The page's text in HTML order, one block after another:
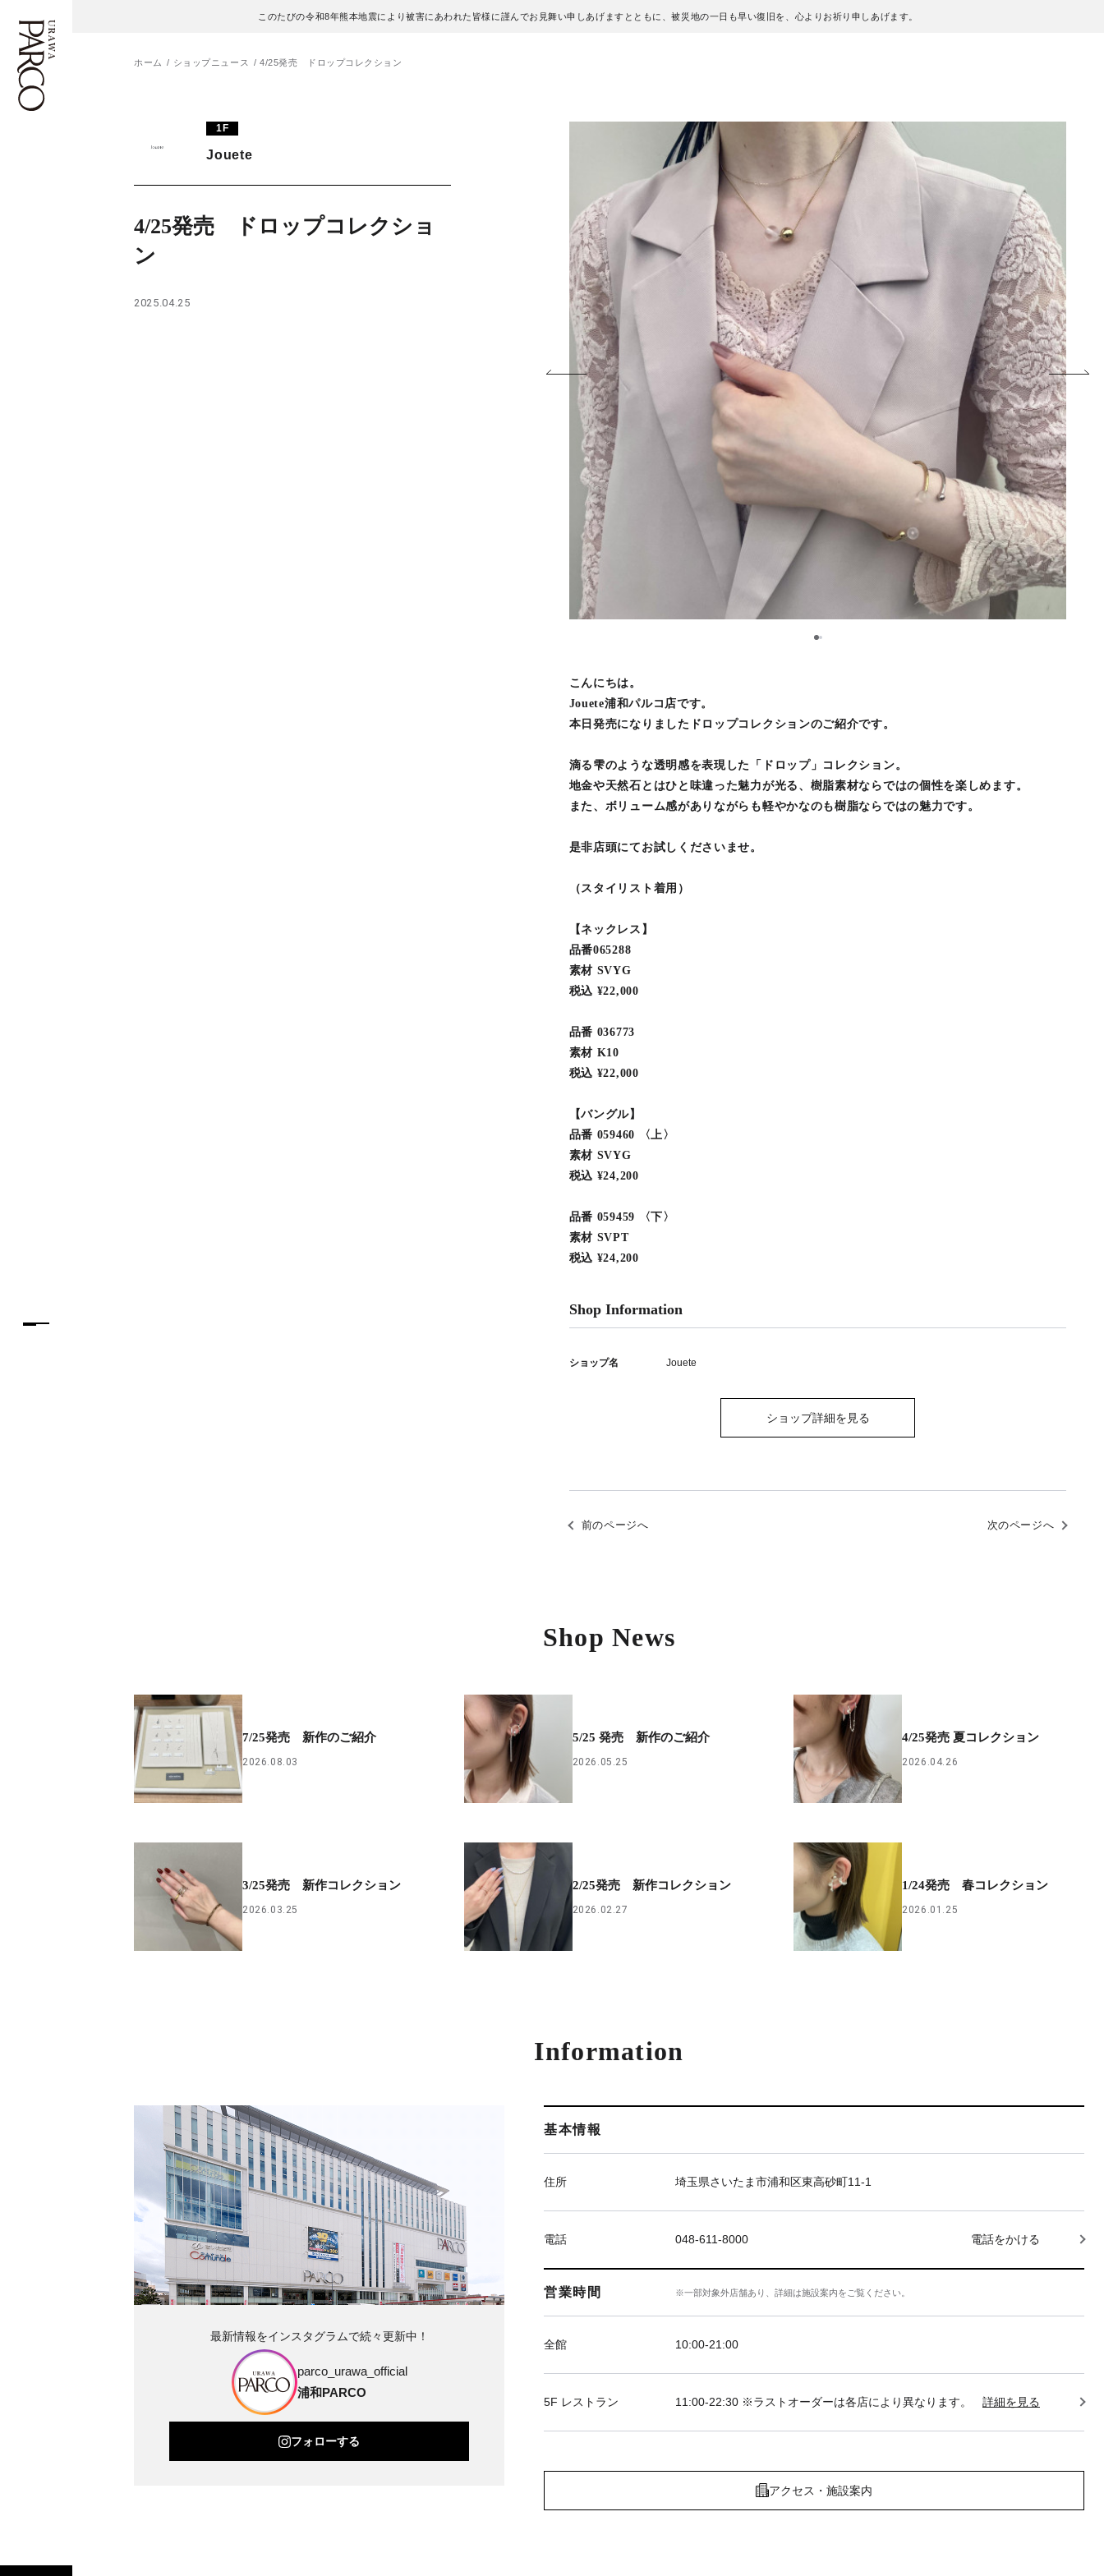
このたびの令和8年熊本地震により被害にあわれた皆様に謹んでお見舞い申しあげますとともに、被災地の一日も早い復旧を、心よりお祈り申しあげます。
施設案内・アクセス
ホーム ショップニュース 4/25発売 ドロップコレクション
1F
Jouete
4/25発売 ドロップコレクショ
ン
2025.04.25
12
こんにちは。
Jouete浦和パルコ店です。
本日発売になりましたドロップコレクションのご紹介です。
滴る雫のような透明感を表現した「ドロップ」コレクション。
地金や天然石とはひと味違った魅力が光る、樹脂素材ならではの個性を楽しめます。
また、ボリューム感がありながらも軽やかなのも樹脂ならではの魅力です。
是非店頭にてお試しくださいませ。
（スタイリスト着用）
【ネックレス】
品番065288
素材 SVYG
税込 ¥22,000
品番 036773
素材 K10
税込 ¥22,000
【バングル】
品番 059460 〈上〉
素材 SVYG
税込 ¥24,200
品番 059459 〈下〉
素材 SVPT
税込 ¥24,200
Shop Information
ショップ名 Jouete
ショップ詳細を見る
前のページへ 次のページへ
Shop News
7/25発売 新作のご紹介
2026.08.03
5/25 発売 新作のご紹介
2026.05.25
4/25発売 夏コレクション
2026.04.26
3/25発売 新作コレクション
2026.03.25
2/25発売 新作コレクション
2026.02.27
1/24発売 春コレクション
2026.01.25
Information
基本情報
住所 埼玉県さいたま市浦和区東高砂町11-1
電話 048-611-8000 電話をかける
営業時間 ※一部対象外店舗あり、詳細は施設案内をご覧ください。
全館 10:00‐21:00
5F レストラン 11:00-22:30 ※ラストオーダーは各店により異なります。 詳細を見る
アクセス・施設案内
最新情報をインスタグラムで続々更新中！
parco_urawa_official
浦和PARCO
フォローする